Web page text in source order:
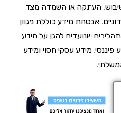
העתקה או השמדה מצד
אבטחת מידע כוללת מגוון
שנועדים להגן על מידע
פיננסי, מידע עסקי חסוי ומידע